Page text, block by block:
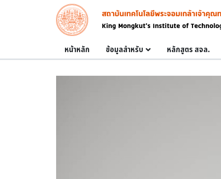
Skip to main content
Image
Main navigation
หน้าหลัก ข้อมูลสำหรับ หลักสูตร สจล.